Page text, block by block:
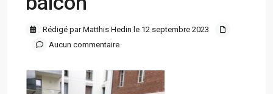
Rédigé par Matthis Hedin le 12 septembre 2023
Aucun commentaire